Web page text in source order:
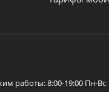
работы: 8:00-19:00 Пн-Вс